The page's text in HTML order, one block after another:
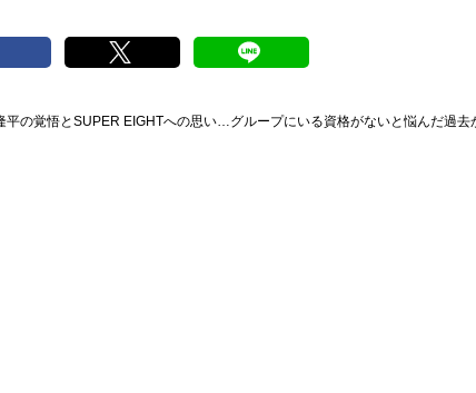
平の覚悟とSUPER EIGHTへの思い…グループにいる資格がないと悩んだ過去